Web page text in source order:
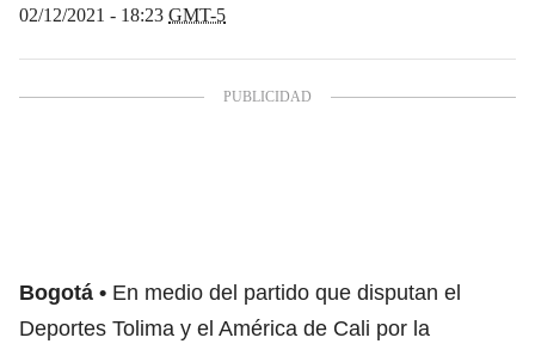
02/12/2021 - 18:23 GMT-5
Bogotá
En medio del partido que disputan el
Deportes Tolima y el América de Cali por la